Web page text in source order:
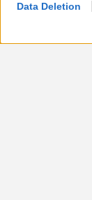
Data Deletion